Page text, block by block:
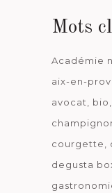
Mots
Académie
aix-en-
avocat
bio
courgette
degusta